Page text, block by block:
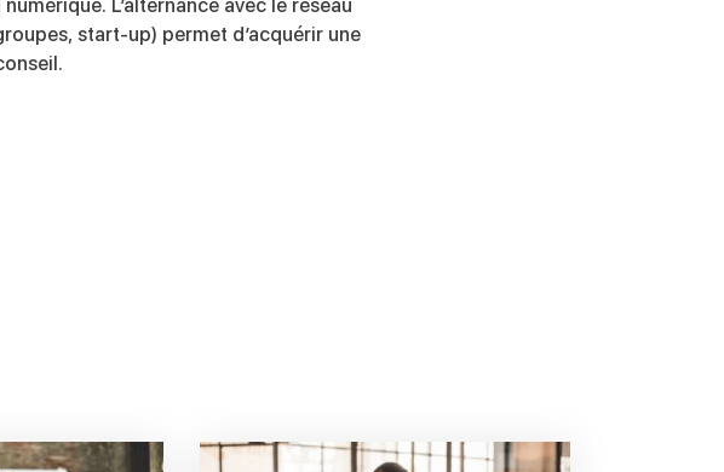
L’alternance avec le réseau
start-up) permet d’acquérir une